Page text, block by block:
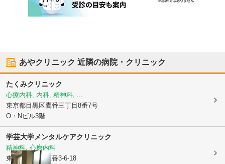
あやクリニック 近隣の病院・クリニック
たくみクリニック
心療内科, 内科, 精神科, ...
東京都目黒区鷹番三丁目8番7号
O・Nビル3階
学芸大学メンタルケアクリニック
精神科, 心療内科
東京都目黒区鷹番3-6-18